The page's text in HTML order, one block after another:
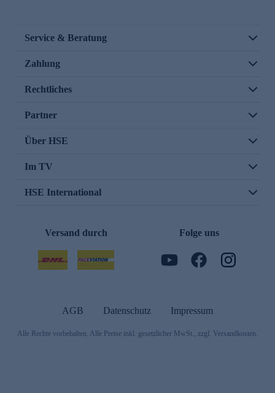
Service & Beratung
Zahlung
Rechtliches
Partner
Über HSE
Im TV
HSE International
Versand durch Folge uns
AGB Datenschutz Impressum
Alle Rechte vorbehalten. Alle Preise inkl. gesetzlicher MwSt., zzgl. Versandkosten.